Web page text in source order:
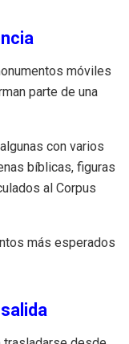
móviles
parte de una
con varios
bíblicas, figuras
al Corpus
más esperados